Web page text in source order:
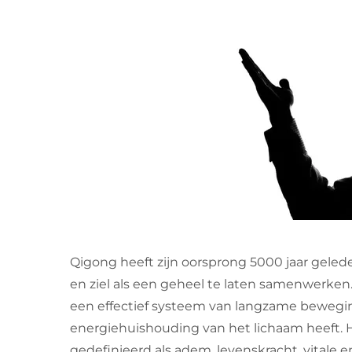
Qigong heeft zijn oorsprong 5000 jaar
en ziel als een geheel te laten
een effectief systeem van langzame
energiehuishouding van het lichaam heeft.